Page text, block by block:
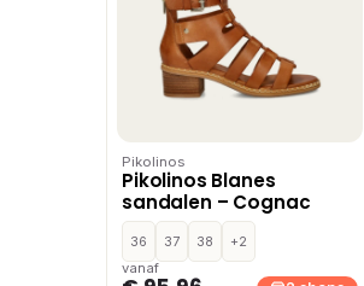
Pikolinos
Pikolinos Blanes
sandalen – Cognac
36 37 38
+2
vanaf